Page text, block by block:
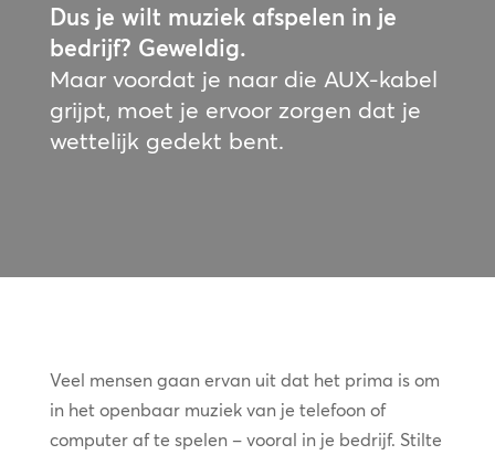
Dus je wilt muziek afspelen in je
bedrijf? Geweldig.
Maar voordat je naar die AUX-kabel
grijpt, moet je ervoor zorgen dat je
wettelijk gedekt bent.
Veel mensen gaan ervan uit dat het prima is om
in het openbaar muziek van je telefoon of
computer af te spelen – vooral in je bedrijf. Stilte